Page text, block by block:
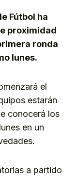
Fútbol ha
proximidad
ronda
lunes.
el
estarán
conocerá los
en un
a partido